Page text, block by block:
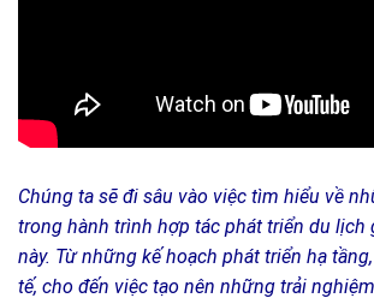
Chúng ta sẽ đi sâu vào việc tìm hiểu về
trong hành trình hợp tác phát triển du lịch
này. Từ những kế hoạch phát triển hạ
tế, cho đến việc tạo nên những trải